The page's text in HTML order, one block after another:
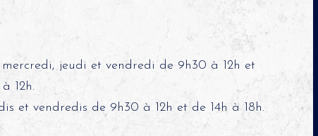
jeudi et vendredi de 9h30 à 12h et
12h.
et vendredis de 9h30 à 12h et de 14h à 18h.